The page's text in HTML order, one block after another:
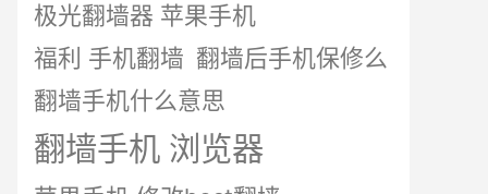
极光翻墙器 苹果手机
福利 手机翻墙 翻墙后手机保修么
翻墙手机什么意思
翻墙手机 浏览器